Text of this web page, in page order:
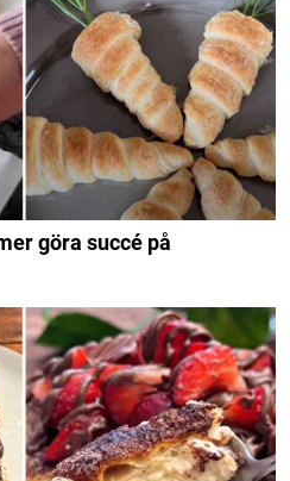
göra succé på